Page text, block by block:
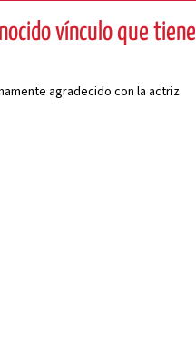
vínculo que tiene
agradecido con la actriz